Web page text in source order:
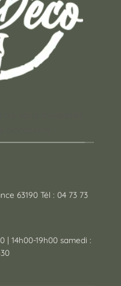
63190 Tél : 04 73 73
| 14h00-19h00 samedi :